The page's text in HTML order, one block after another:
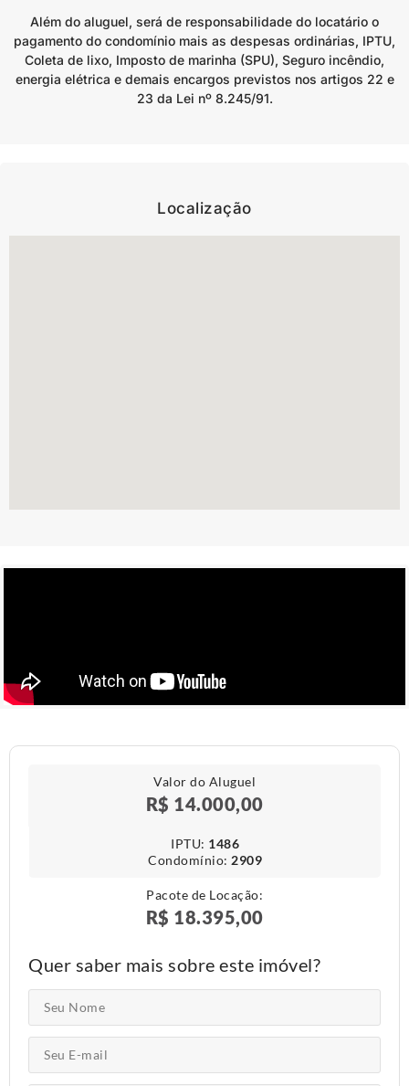
Além do aluguel, será de responsabilidade do locatário o
pagamento do condomínio mais as despesas ordinárias, IPTU,
Coleta de lixo, Imposto de marinha (SPU), Seguro incêndio,
energia elétrica e demais encargos previstos nos artigos 22 e
23 da Lei nº 8.245/91.
Localização
Valor do Aluguel
R$ 14.000,00
IPTU​: 1486
Condomínio​: 2909
Pacote de Locação:
R$ 18.395,00
Quer saber mais sobre este imóvel?